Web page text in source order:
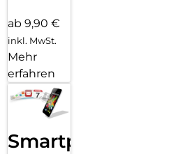
ab 9,90 €
inkl. MwSt.
Mehr
erfahren
Smartphone